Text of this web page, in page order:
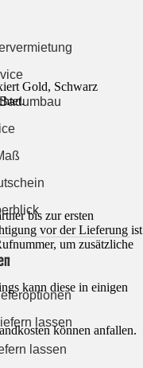
Gold, Schwarz
bis zur ersten
vor der Lieferung ist
um zusätzliche
kann diese in einigen
können anfallen.
lassen
lassen